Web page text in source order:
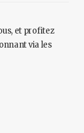
et profitez
via les